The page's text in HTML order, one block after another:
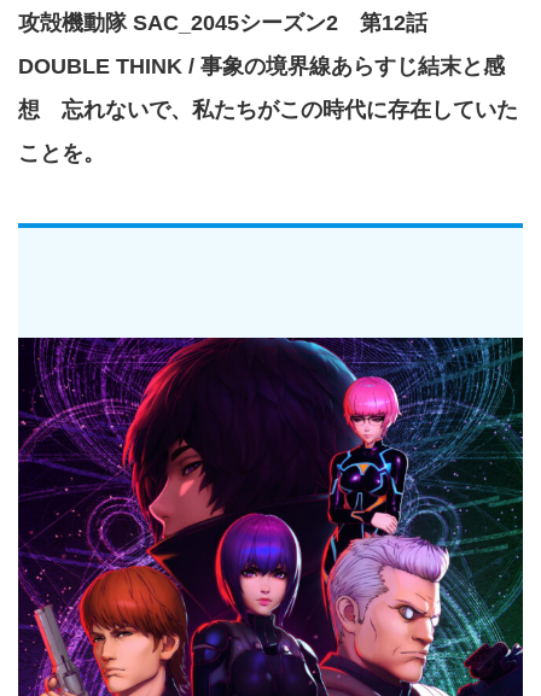
攻殻機動隊 SAC_2045シーズン2 第12話
DOUBLE THINK / 事象の境界線あらすじ結末と感
想 忘れないで、私たちがこの時代に存在していた
ことを。